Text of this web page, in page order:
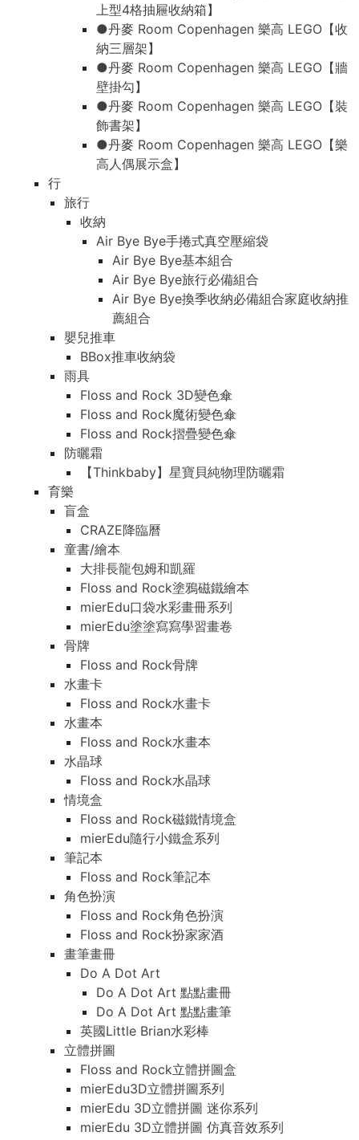
上型4格抽屜收納箱】
●丹麥 Room Copenhagen 樂高 LEGO【收
納三層架】
●丹麥 Room Copenhagen 樂高 LEGO【牆
壁掛勾】
●丹麥 Room Copenhagen 樂高 LEGO【裝
飾書架】
●丹麥 Room Copenhagen 樂高 LEGO【樂
高人偶展示盒】
行
旅行
收納
Air Bye Bye手捲式真空壓縮袋
Air Bye Bye基本組合
Air Bye Bye旅行必備組合
Air Bye Bye換季收納必備組合家庭收納推
薦組合
嬰兒推車
BBox推車收納袋
雨具
Floss and Rock 3D變色傘
Floss and Rock魔術變色傘
Floss and Rock摺疊變色傘
防曬霜
【Thinkbaby】星寶貝純物理防曬霜
育樂
盲盒
CRAZE降臨曆
童書/繪本
大排長龍包姆和凱羅
Floss and Rock塗鴉磁鐵繪本
mierEdu口袋水彩畫冊系列
mierEdu塗塗寫寫學習畫卷
骨牌
Floss and Rock骨牌
水畫卡
Floss and Rock水畫卡
水畫本
Floss and Rock水畫本
水晶球
Floss and Rock水晶球
情境盒
Floss and Rock磁鐵情境盒
mierEdu隨行小鐵盒系列
筆記本
Floss and Rock筆記本
角色扮演
Floss and Rock角色扮演
Floss and Rock扮家家酒
畫筆畫冊
Do A Dot Art
Do A Dot Art 點點畫冊
Do A Dot Art 點點畫筆
英國Little Brian水彩棒
立體拼圖
Floss and Rock立體拼圖盒
mierEdu3D立體拼圖系列
mierEdu 3D立體拼圖 迷你系列
mierEdu 3D立體拼圖 仿真音效系列